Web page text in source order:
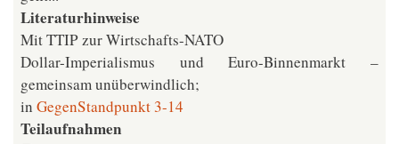
Literaturhinweise
Mit TTIP zur Wirtschafts-NATO
Dollar-Imperialismus und Euro-Binnenmarkt –
gemeinsam unüberwindlich;
in GegenStandpunkt 3-14
Teilaufnahmen